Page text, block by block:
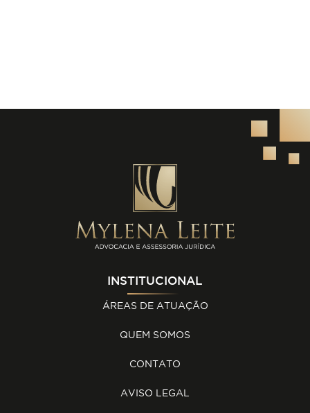
INSTITUCIONAL
ÁREAS DE ATUAÇÃO
QUEM SOMOS
CONTATO
AVISO LEGAL